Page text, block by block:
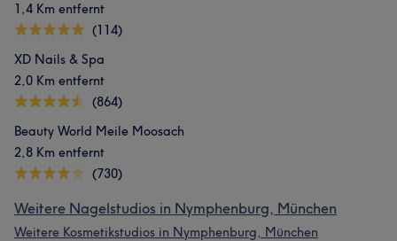
1,4 Km entfernt
(114)
XD Nails & Spa
2,0 Km entfernt
(864)
Beauty World Meile Moosach
2,8 Km entfernt
(730)
Weitere Nagelstudios in Nymphenburg, München
Weitere Kosmetikstudios in Nymphenburg, München